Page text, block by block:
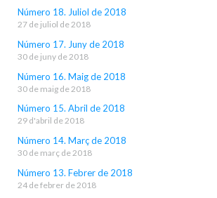
Número 18. Juliol de 2018
27 de juliol de 2018
Número 17. Juny de 2018
30 de juny de 2018
Número 16. Maig de 2018
30 de maig de 2018
Número 15. Abril de 2018
29 d'abril de 2018
Número 14. Març de 2018
30 de març de 2018
Número 13. Febrer de 2018
24 de febrer de 2018